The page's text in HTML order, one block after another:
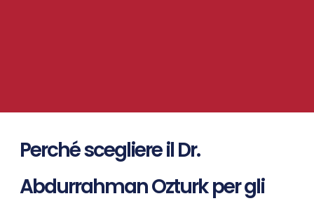
Perché scegliere il Dr.
Abdurrahman Ozturk per gli